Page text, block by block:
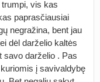
vis kas
paprasčiausiai
negražina, bent jau
dėl darželio kaltės
savo darželio . Pas
į savivaldybę